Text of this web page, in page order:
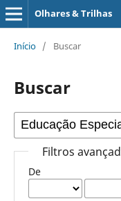
Olhares & Trilhas
Início / Buscar
Buscar
Filtros
De